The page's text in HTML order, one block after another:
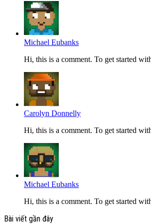
Michael Eubanks
Hi, this is a comment. To get started
Carolyn Donnelly
Hi, this is a comment. To get started
Michael Eubanks
Hi, this is a comment. To get started
Bài viết gần đây